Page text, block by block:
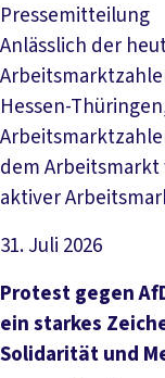
Pressemitteilung
Anlässlich der
Hessen-
dem
aktiver
31. Juli 2026
Artikel lesen
Protest gegen
ein starkes
Solidarität und